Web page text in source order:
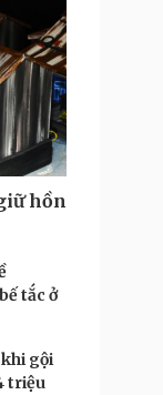
hồn
tắc ở
gội
triệu